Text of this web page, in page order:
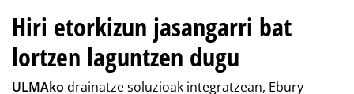
Hiri etorkizun jasangarri bat
lortzen laguntzen dugu
ULMAko drainatze soluzioak integratzean, Ebury